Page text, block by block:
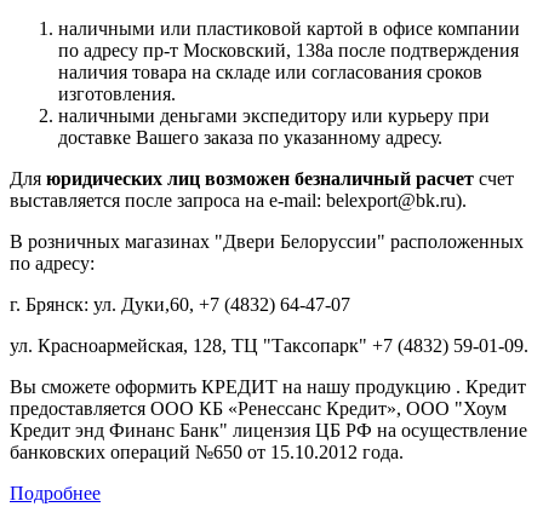
наличными или пластиковой картой в офисе компании
по адресу пр-т Московский, 138а после подтверждения
наличия товара на складе или согласования сроков
изготовления.
наличными деньгами экспедитору или курьеру при
доставке Вашего заказа по указанному адресу.
Для юридических лиц возможен безналичный расчет счет
выставляется после запроса на e-mail: belexport@bk.ru).
В розничных магазинах "Двери Белоруссии" расположенных
по адресу:
г. Брянск: ул. Дуки,60, +7 (4832) 64-47-07
ул. Красноармейская, 128, ТЦ "Таксопарк" +7 (4832) 59-01-09.
Вы сможете оформить КРЕДИТ на нашу продукцию . Кредит
предоставляется ООО КБ «Ренессанс Кредит», ООО "Хоум
Кредит энд Финанс Банк" лицензия ЦБ РФ на осуществление
банковских операций №650 от 15.10.2012 года.
Подробнее